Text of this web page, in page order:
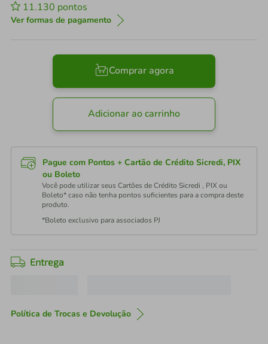
11.130 pontos
Ver formas de pagamento
Comprar agora
Adicionar ao carrinho
Pague com Pontos + Cartão de Crédito Sicredi, PIX
ou Boleto
Você pode utilizar seus Cartões de Crédito Sicredi , PIX ou
Boleto* caso não tenha pontos suficientes para a compra deste
produto.
*Boleto exclusivo para associados PJ
Entrega
Política de Trocas e Devolução